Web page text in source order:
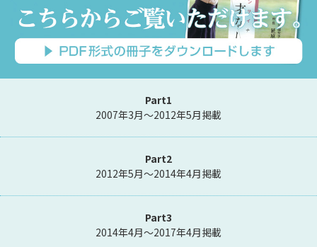
Part1
2007年3月～2012年5月掲載
Part2
2012年5月～2014年4月掲載
Part3
2014年4月～2017年4月掲載